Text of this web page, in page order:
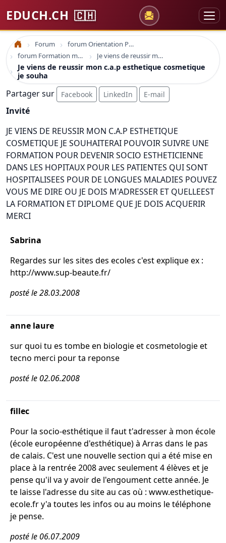
EDUCH.CH 🇨🇭
Accueil Forum
forum Orientation Professionnelle
forum Formation médicale santé
Je viens de reussir mon c.a.p esthetique cosmetique je souha
Je viens de reussir mon c.a.p esthetique cosmetique
je souha
Partager sur Facebook LinkedIn E-mail
Invité
JE VIENS DE REUSSIR MON C.A.P ESTHETIQUE
COSMETIQUE JE SOUHAITERAI POUVOIR SUIVRE UNE
FORMATION POUR DEVENIR SOCIO ESTHETICIENNE
DANS LES HOPITAUX POUR LES PATIENTES QUI SONT
HOSPITALISEES POUR DE LONGUES MALADIES POUVEZ
VOUS ME DIRE OU JE DOIS M'ADRESSER ET QUELLEEST
LA FORMATION ET DIPLOME QUE JE DOIS ACQUERIR
MERCI
Sabrina
Regardes sur les sites des ecoles c'est explique ex :
http://www.sup-beaute.fr/
posté le 28.03.2008
anne laure
sur quoi tu es tombe en biologie et cosmetologie et
tecno merci pour ta reponse
posté le 02.06.2008
fillec
Pour la socio-esthétique il faut t'adresser à mon école
(école européenne d'esthétique) à Arras dans le pas
de calais. C'est une nouvelle section qui a été mise en
place à la rentrée 2008 avec seulement 4 élèves et je
pense qu'il va y avoir de l'engoument cette année. Je
te laisse l'adresse du site au cas où : www.esthetique-
ecole.fr y'a toutes les infos ou au moins le téléphone
je pense.
posté le 06.07.2009